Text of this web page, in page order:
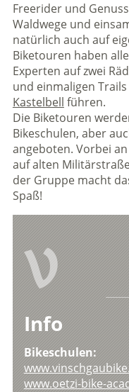
Freerider und
Waldwege und
natürlich auch auf
Biketouren haben
Experten auf zwei
und einmaligen
Kastelbell führen.
Die Biketouren
Bikeschulen, aber
angeboten. Vorbei
auf alten
der Gruppe macht
Spaß!
V
Info
Bikeschulen:
www.oetzi-bike-